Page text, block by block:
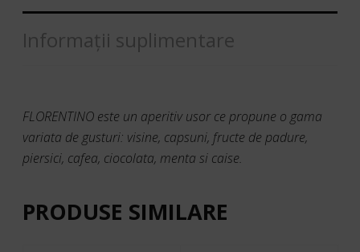
Informații suplimentare
FLORENTINO este un aperitiv usor ce propune o gama
variata de gusturi: visine, capsuni, fructe de padure,
piersici, cafea, ciocolata, menta si caise.
PRODUSE SIMILARE